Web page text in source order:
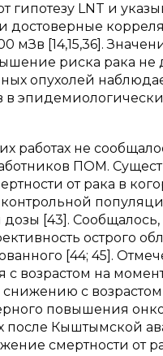
гипотезу LNT и
достоверные
мЗв [14,15,36].
риска рака
опухолей
в
работах не
ПОМ.
от рака в
[43]. Сообщалось,
острого
[44; 45].
с возрастом на
с возрастом
повышения
после Кыштымской
смертности от